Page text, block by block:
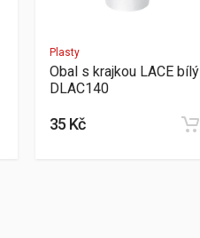
Plasty
Obal s krajkou LACE bílý
DLAC140
35 Kč